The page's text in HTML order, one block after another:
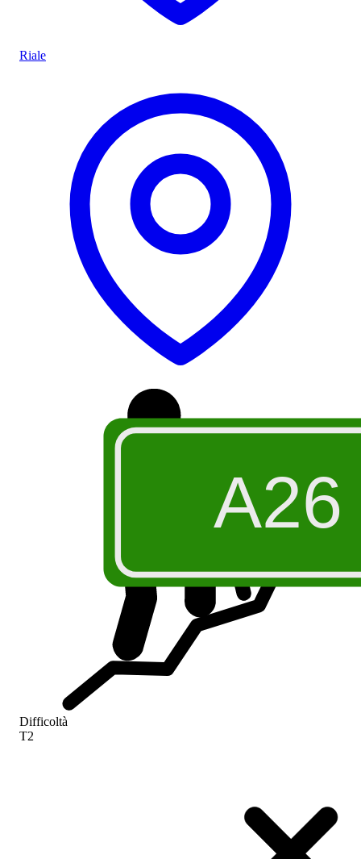
Riale
Difficoltà
T2
A26